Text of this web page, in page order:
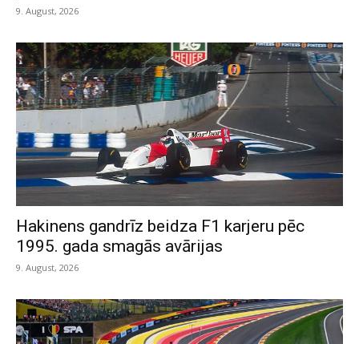
9. August, 2026
Hakinens gandrīz beidza F1 karjeru pēc
1995. gada smagās avārijas
9. August, 2026